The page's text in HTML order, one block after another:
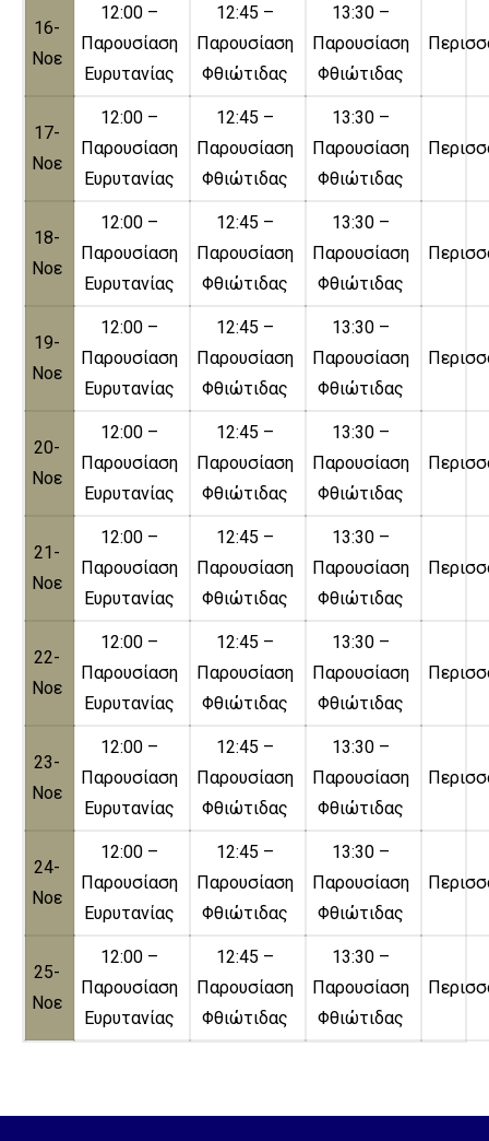
16-
Νοε
12:00 –
Παρουσίαση
Ευρυτανίας
12:45 –
Παρουσίαση
Φθιώτιδας
13:30 –
Παρουσίαση
Φθιώτιδας
17-
Νοε
12:00 –
Παρουσίαση
Ευρυτανίας
12:45 –
Παρουσίαση
Φθιώτιδας
13:30 –
Παρουσίαση
Φθιώτιδας
18-
Νοε
12:00 –
Παρουσίαση
Ευρυτανίας
12:45 –
Παρουσίαση
Φθιώτιδας
13:30 –
Παρουσίαση
Φθιώτιδας
19-
Νοε
12:00 –
Παρουσίαση
Ευρυτανίας
12:45 –
Παρουσίαση
Φθιώτιδας
13:30 –
Παρουσίαση
Φθιώτιδας
20-
Νοε
12:00 –
Παρουσίαση
Ευρυτανίας
12:45 –
Παρουσίαση
Φθιώτιδας
13:30 –
Παρουσίαση
Φθιώτιδας
21-
Νοε
12:00 –
Παρουσίαση
Ευρυτανίας
12:45 –
Παρουσίαση
Φθιώτιδας
13:30 –
Παρουσίαση
Φθιώτιδας
22-
Νοε
12:00 –
Παρουσίαση
Ευρυτανίας
12:45 –
Παρουσίαση
Φθιώτιδας
13:30 –
Παρουσίαση
Φθιώτιδας
23-
Νοε
12:00 –
Παρουσίαση
Ευρυτανίας
12:45 –
Παρουσίαση
Φθιώτιδας
13:30 –
Παρουσίαση
Φθιώτιδας
24-
Νοε
12:00 –
Παρουσίαση
Ευρυτανίας
12:45 –
Παρουσίαση
Φθιώτιδας
13:30 –
Παρουσίαση
Φθιώτιδας
25-
Νοε
12:00 –
Παρουσίαση
Ευρυτανίας
12:45 –
Παρουσίαση
Φθιώτιδας
13:30 –
Παρουσίαση
Φθιώτιδας